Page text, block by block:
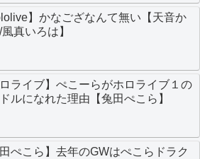
】かなござなんて無い【天音か
真いろは】
ロライブ】ぺこーらがホロライブ１の
ルになれた理由【兔田ぺこら】
田ぺこら】去年のGWはぺこらドラク